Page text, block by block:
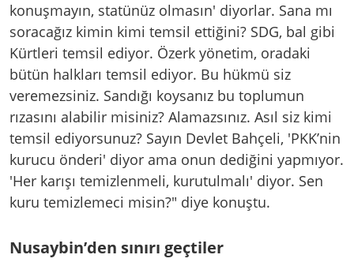
konuşmayın, statünüz olmasın' diyorlar. Sana mı
soracağız kimin kimi temsil ettiğini? SDG, bal gibi
Kürtleri temsil ediyor. Özerk yönetim, oradaki
bütün halkları temsil ediyor. Bu hükmü siz
veremezsiniz. Sandığı koysanız bu toplumun
rızasını alabilir misiniz? Alamazsınız. Asıl siz kimi
temsil ediyorsunuz? Sayın Devlet Bahçeli, 'PKK’nin
kurucu önderi' diyor ama onun dediğini yapmıyor.
'Her karışı temizlenmeli, kurutulmalı' diyor. Sen
kuru temizlemeci misin?" diye konuştu.
Nusaybin’den sınırı geçtiler